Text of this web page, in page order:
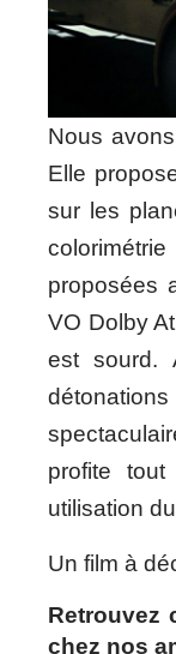
Nous
Elle
sur les
proposées
VO Dolby
est sourd.
profite
utilisation
Un film à
Retrouvez
chez nos